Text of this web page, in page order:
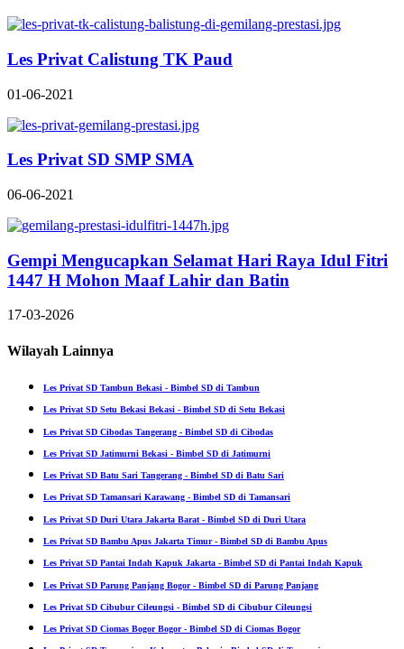
Les Privat Calistung TK Paud
01-06-2021
Les Privat SD SMP SMA
06-06-2021
Gempi Mengucapkan Selamat Hari Raya Idul Fitri
1447 H Mohon Maaf Lahir dan Batin
17-03-2026
Wilayah Lainnya
Les Privat SD Tambun Bekasi - Bimbel SD di Tambun
Les Privat SD Setu Bekasi Bekasi - Bimbel SD di Setu Bekasi
Les Privat SD Cibodas Tangerang - Bimbel SD di Cibodas
Les Privat SD Jatimurni Bekasi - Bimbel SD di Jatimurni
Les Privat SD Batu Sari Tangerang - Bimbel SD di Batu Sari
Les Privat SD Tamansari Karawang - Bimbel SD di Tamansari
Les Privat SD Duri Utara Jakarta Barat - Bimbel SD di Duri Utara
Les Privat SD Bambu Apus Jakarta Timur - Bimbel SD di Bambu Apus
Les Privat SD Pantai Indah Kapuk Jakarta - Bimbel SD di Pantai Indah Kapuk
Les Privat SD Parung Panjang Bogor - Bimbel SD di Parung Panjang
Les Privat SD Cibubur Cileungsi - Bimbel SD di Cibubur Cileungsi
Les Privat SD Ciomas Bogor Bogor - Bimbel SD di Ciomas Bogor